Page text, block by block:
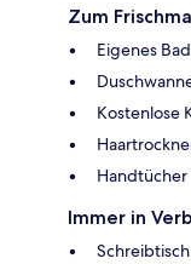
Zum
Eigenes Bad
Kostenlose
Handtücher
Immer in
Schreibtisch